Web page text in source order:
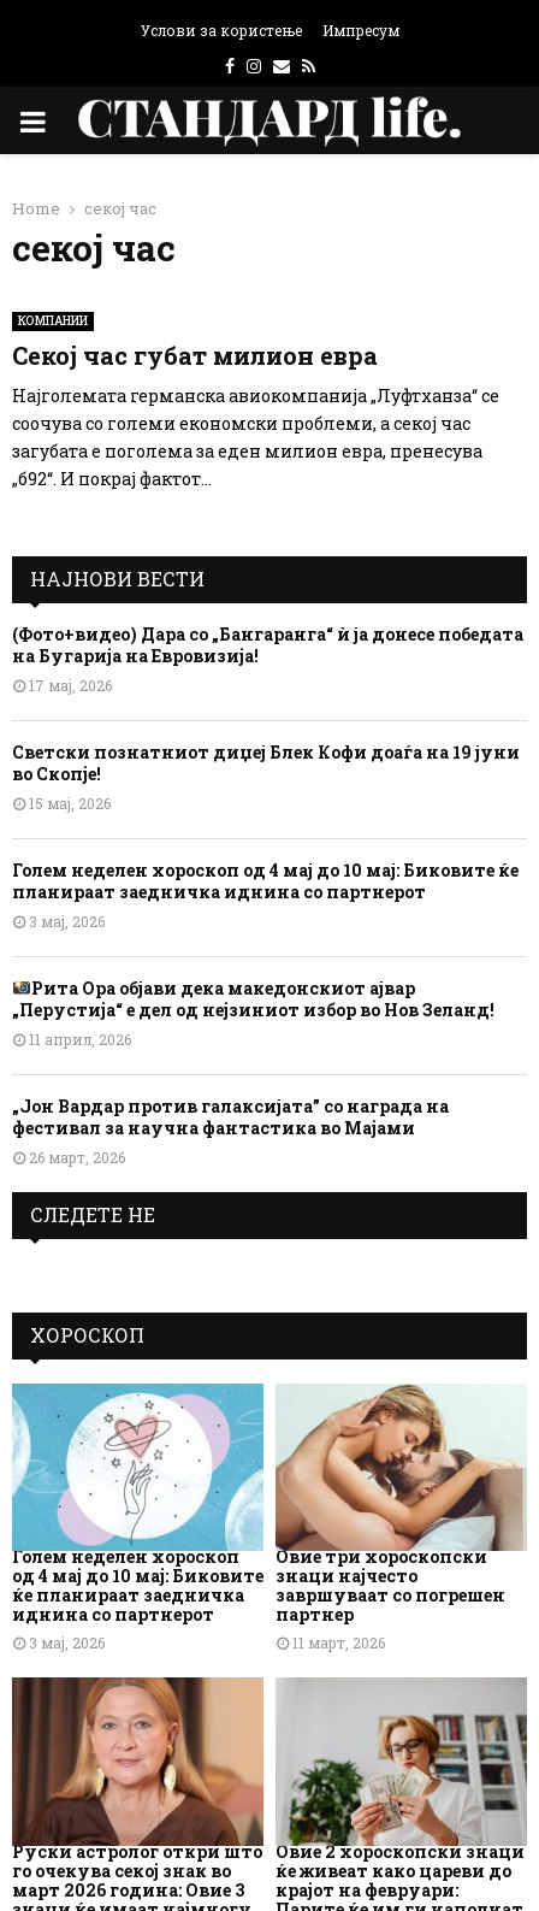
Услови за користење Импресум
Facebook
Instagram
Email
Rss
PRIMARY
Home секој час
секој час
КОМПАНИИ
Секој час губат милион евра
Најголемата германска авиокомпанија „Луфтханза“ се
соочува со големи економски проблеми, а секој час
загубата е поголема за еден милион евра, пренесува
„б92“. И покрај фактот...
НАЈНОВИ ВЕСТИ
(Фото+видео) Дара со „Бангаранга“ ѝ ја донесе победата
на Бугарија на Евровизија!
17 мај, 2026
Светски познатниот диџеј Блек Кофи доаѓа на 19 јуни
во Скопје!
15 мај, 2026
Голем неделен хороскоп од 4 мај до 10 мај: Биковите ќе
планираат заедничка иднина со партнерот
3 мај, 2026
Рита Ора објави дека македонскиот ајвар
„Перустија“ е дел од нејзиниот избор во Нов Зеланд!
11 април, 2026
„Јон Вардар против галаксијата” со награда на
фестивал за научна фантастика во Мајами
26 март, 2026
СЛЕДЕТЕ НЕ
ХОРОСКОП
Голем неделен хороскоп
од 4 мај до 10 мај: Биковите
ќе планираат заедничка
иднина со партнерот
3 мај, 2026
Овие три хороскопски
знаци најчесто
завршуваат со погрешен
партнер
11 март, 2026
Руски астролог откри што
го очекува секој знак во
март 2026 година: Овие 3
Овие 2 хороскопски знаци
ќе живеат како цареви до
крајот на февруари: